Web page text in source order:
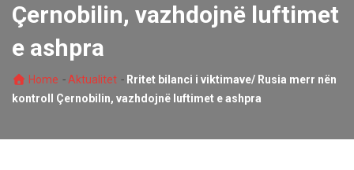
Çernobilin, vazhdojnë luftimet
e ashpra
Home - Aktualitet- Rritet bilanci i viktimave/ Rusia merr nën
kontroll Çernobilin, vazhdojnë luftimet e ashpra